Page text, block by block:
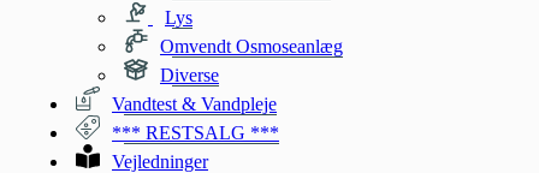
Lys
Omvendt Osmoseanlæg
Diverse
Vandtest & Vandpleje
*** RESTSALG ***
Vejledninger